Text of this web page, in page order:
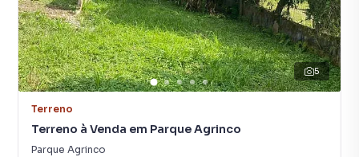
5
Terreno
Terreno à Venda em Parque Agrinco
Parque Agrinco